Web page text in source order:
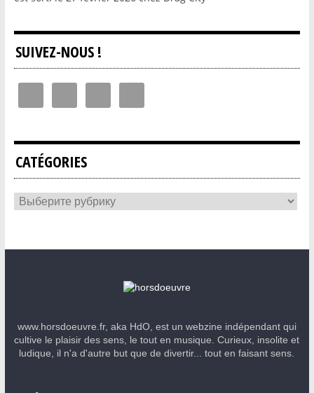
SUIVEZ-NOUS !
CATÉGORIES
www.horsdoeuvre.fr, aka HdO, est un webzine indépendant qui
cultive le plaisir des sens, le tout en musique. Curieux, insolite et
ludique, il n'a d'autre but que de divertir... tout en faisant sens.